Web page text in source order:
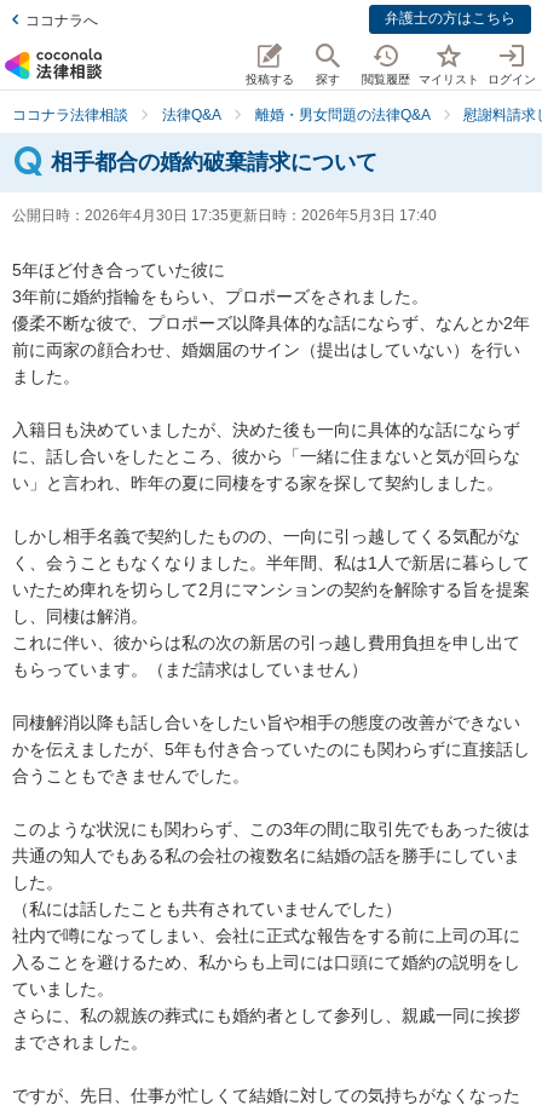
ココナラへ 弁護士の方はこちら
投稿する 探す 閲覧履歴 マイリスト ログイン
ココナラ法律相談 法律Q&A 離婚・男女問題の法律Q&A 慰謝料請求
相手都合の婚約破棄請求について
公開日時： 2026年4月30日 17:35更新日時： 2026年5月3日 17:40
5年ほど付き合っていた彼に
3年前に婚約指輪をもらい、プロポーズをされました。
優柔不断な彼で、プロポーズ以降具体的な話にならず、なんとか2年
前に両家の顔合わせ、婚姻届のサイン（提出はしていない）を行い
ました。
入籍日も決めていましたが、決めた後も一向に具体的な話にならず
に、話し合いをしたところ、彼から「一緒に住まないと気が回らな
い」と言われ、昨年の夏に同棲をする家を探して契約しました。
しかし相手名義で契約したものの、一向に引っ越してくる気配がな
く、会うこともなくなりました。半年間、私は1人で新居に暮らして
いたため痺れを切らして2月にマンションの契約を解除する旨を提案
し、同棲は解消。
これに伴い、彼からは私の次の新居の引っ越し費用負担を申し出て
もらっています。（まだ請求はしていません）
同棲解消以降も話し合いをしたい旨や相手の態度の改善ができない
かを伝えましたが、5年も付き合っていたのにも関わらずに直接話し
合うこともできませんでした。
このような状況にも関わらず、この3年の間に取引先でもあった彼は
共通の知人でもある私の会社の複数名に結婚の話を勝手にしていま
した。
（私には話したことも共有されていませんでした）
社内で噂になってしまい、会社に正式な報告をする前に上司の耳に
入ることを避けるため、私からも上司には口頭にて婚約の説明をし
ていました。
さらに、私の親族の葬式にも婚約者として参列し、親戚一同に挨拶
までされました。
ですが、先日、仕事が忙しくて結婚に対しての気持ちがなくなった